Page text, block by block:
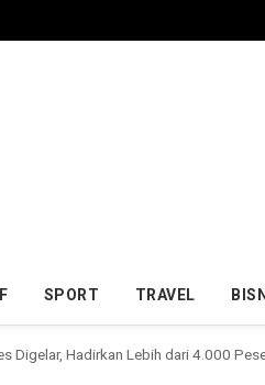
SPORT TRAVEL
Digelar, Hadirkan Lebih dari 4.000